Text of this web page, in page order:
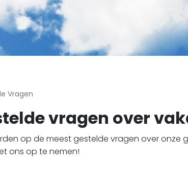
Vragen
vragen over
op de meest gestelde vragen over
ons op te nemen!